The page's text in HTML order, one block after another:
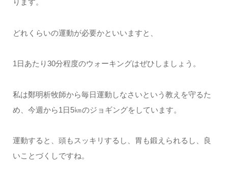
ります。
どれくらいの運動が必要かといいますと、
1日あたり30分程度のウォーキングはぜひしましょう。
私は鄭明析牧師から毎日運動しなさいという教えを守るた
め、今週から1日5㎞のジョギングをしています。
運動すると、頭もスッキリするし、胃も鍛えられるし、良
いことづくしですね。